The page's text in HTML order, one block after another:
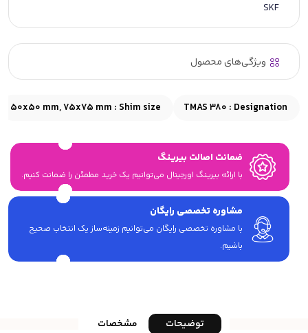
SKF
ویژگی‌های محصول
Designation :
TMAS 380
Shim size :
50x50 mm, 75x75 mm
ضمانت اصالت بیرینگ
با ارائه بیرینگ اورجینال می‎‌توانیم یک خرید مطمئن را ضمانت کنیم.
مشاوره تخصصی رایگان
با مشاوره تخصصی رایگان می‌توانیم زمینه‌ساز یک انتخاب صحیح
باشیم.
توضیحات مشخصات